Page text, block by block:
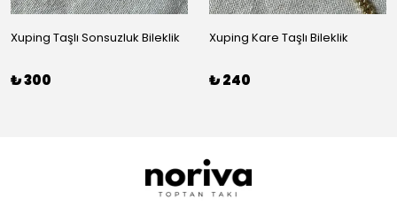
Xuping Taşlı Sonsuzluk Bileklik
₺ 300
Xuping Kare Taşlı Bileklik
₺ 240